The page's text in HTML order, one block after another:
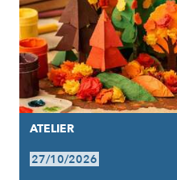
ATELIER
27/10/2026